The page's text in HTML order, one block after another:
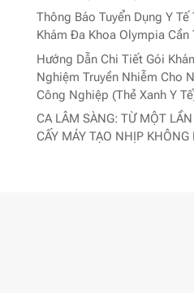
Thông Báo Tuyển Dụng Y
Khám Đa Khoa Olympia
Hướng Dẫn Chi Tiết Gói
Nghiệm Truyền Nhiễm Cho
Công Nghiệp (Thẻ Xanh Y
CA LÂM SÀNG: TỪ MỘT
CẤY MÁY TẠO NHỊP KHÔNG